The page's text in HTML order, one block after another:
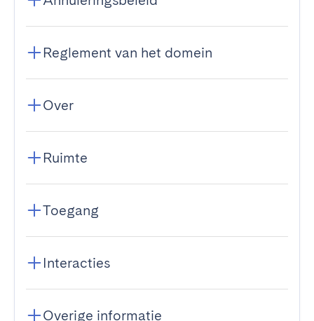
Reglement van het domein
Over
Ruimte
Toegang
Interacties
Overige informatie